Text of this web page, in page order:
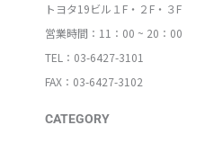
トヨタ19ビル１F・２F・３F
営業時間：11：00 ~ 20：00
TEL：03-6427-3101
FAX：03-6427-3102
CATEGORY